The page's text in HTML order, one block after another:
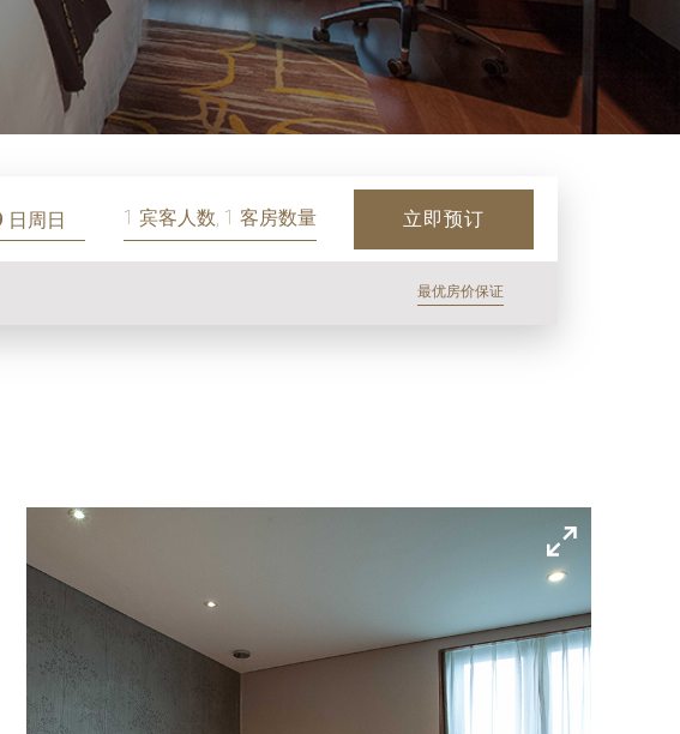
1 宾客人数, 1 客房数量 立即预订
最优房价保证